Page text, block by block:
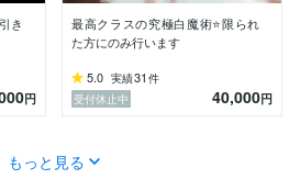
き
円
最高クラスの究極白魔術⭐限られ
た方にのみ行います
5.0 実績31 件
受付休止中
40,000円
もっと見る